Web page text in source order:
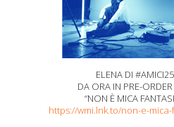
ELENA DI #AMICI25
DA ORA IN PRE-ORDER
“NON È MICA
https://wmi.lnk.to/non-e-